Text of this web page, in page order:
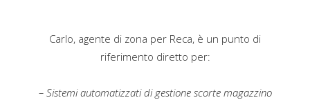
Carlo, agente di zona per Reca, è un punto di
riferimento diretto per:
– Sistemi automatizzati di gestione scorte magazzino